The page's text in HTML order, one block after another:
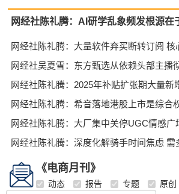
《电商月刊》
动态 报告 专题 原创